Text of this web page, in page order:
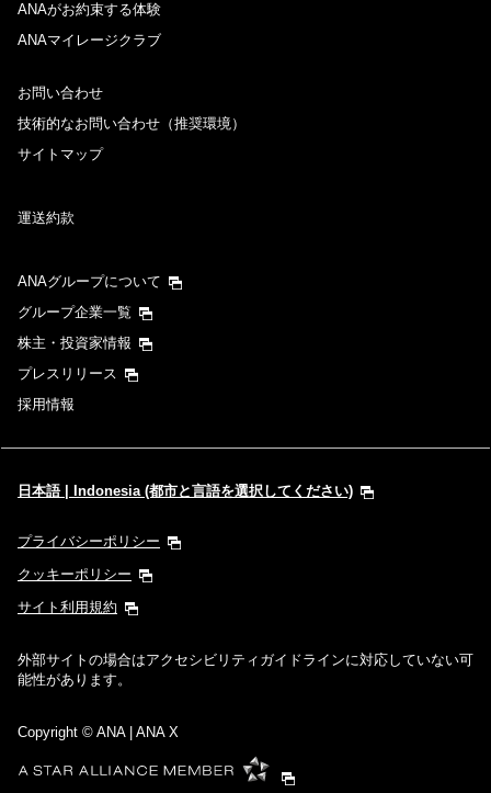
ANAがお約束する体験
ANAマイレージクラブ
お問い合わせ
技術的なお問い合わせ（推奨環境）
サイトマップ
運送約款
ANAグループについて
グループ企業一覧
株主・投資家情報
プレスリリース
採用情報
日本語 | Indonesia (都市と言語を選択してください)
プライバシーポリシー
クッキーポリシー
サイト利用規約
外部サイトの場合はアクセシビリティガイドラインに対応していない可
能性があります。
Copyright © ANA | ANA X